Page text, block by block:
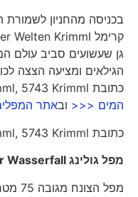
בכניסה מהחניון לשמורת
גן שעשועים סביב עולם
הגילאים ומציעה הצצה
כתובת Oberkrimml, 5743 Krimml. פרטים ב
המים <<<וב אתר המפלים
כתובת Oberkrimml, 5743 Krimml
מפל גולינגWasserfall
מפל